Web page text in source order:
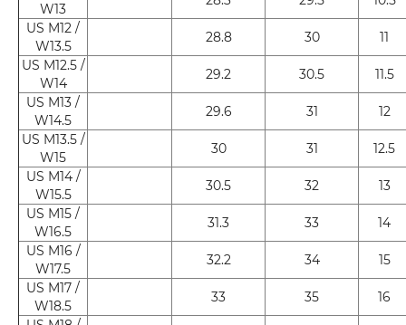
W13
US M12 /
W13.5
28.8 30
11
US M12.5 /
W14
29.2 30.5
11.5
US M13 /
W14.5
29.6 31
12
US M13.5 /
W15
30 31
12.5
US M14 /
W15.5
30.5 32
13
US M15 /
W16.5
31.3 33
14
US M16 /
W17.5
32.2 34
15
US M17 /
W18.5
33 35
16